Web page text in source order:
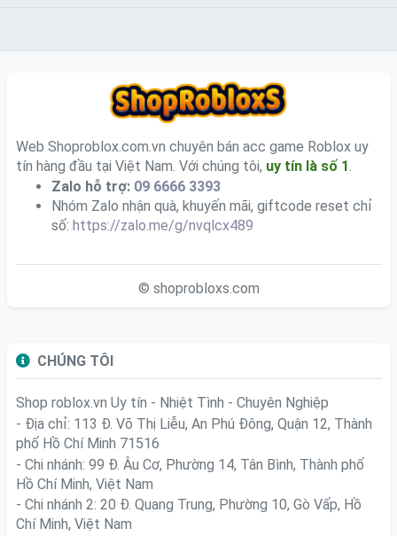
Web Shoproblox.com.vn chuyên bán acc game Roblox uy
tín hàng đầu tại Việt Nam. Với chúng tôi, uy tín là số 1.
Zalo hỗ trợ: 09 6666 3393
Nhóm Zalo nhận quà, khuyến mãi, giftcode reset chỉ
số: https://zalo.me/g/nvqlcx489
© shoprobloxs.com
CHÚNG TÔI
Shop roblox.vn Uy tín - Nhiệt Tình - Chuyên Nghiệp
- Địa chỉ: 113 Đ. Võ Thị Liễu, An Phú Đông, Quận 12, Thành
phố Hồ Chí Minh 71516
- Chi nhánh: 99 Đ. Âu Cơ, Phường 14, Tân Bình, Thành phố
Hồ Chí Minh, Việt Nam
- Chi nhánh 2: 20 Đ. Quang Trung, Phường 10, Gò Vấp, Hồ
Chí Minh, Việt Nam